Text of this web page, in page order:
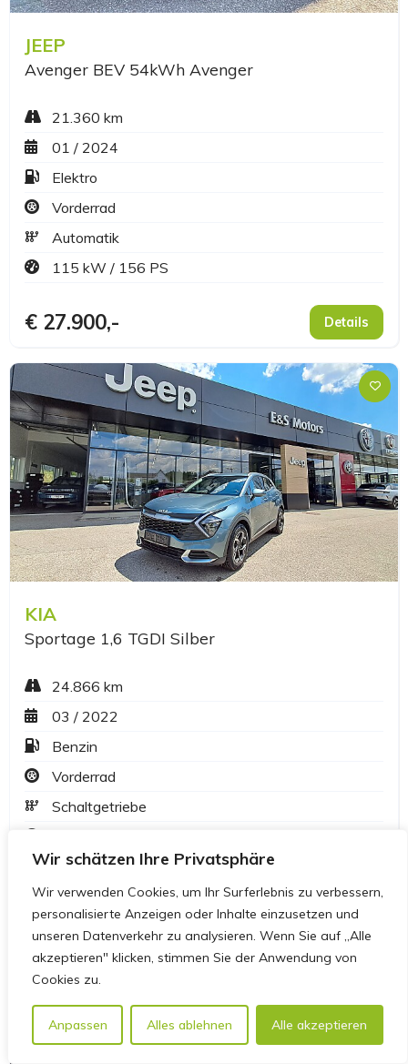
Wir schätzen Ihre Privatsphäre
Wir verwenden Cookies, um Ihr Surferlebnis zu verbessern,
personalisierte Anzeigen oder Inhalte einzusetzen und
unseren Datenverkehr zu analysieren. Wenn Sie auf „Alle
akzeptieren" klicken, stimmen Sie der Anwendung von
Cookies zu.
Anpassen Alles ablehnen Alle akzeptieren